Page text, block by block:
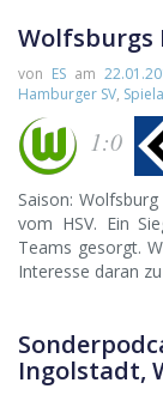
Wolfsburgs
von ES am
Hamburger SV,
1:0
Saison:
vom HSV. Ein
Teams gesorgt.
Interesse daran
Ingolstadt,